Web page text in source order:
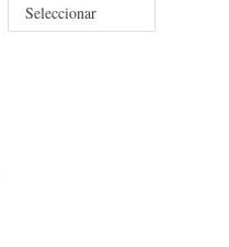
Seleccionar